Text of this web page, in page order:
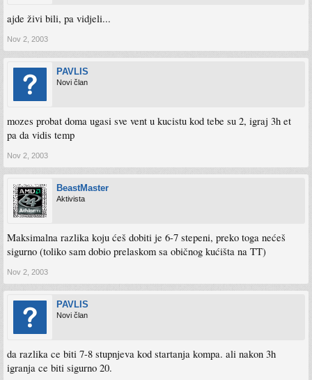
ajde živi bili, pa vidjeli...
Nov 2, 2003
PAVLIS
Novi član
mozes probat doma ugasi sve vent u kucistu kod tebe su 2, igraj 3h et
pa da vidis temp
Nov 2, 2003
BeastMaster
Aktivista
Maksimalna razlika koju ćeš dobiti je 6-7 stepeni, preko toga nećeš
sigurno (toliko sam dobio prelaskom sa običnog kućišta na TT)
Nov 2, 2003
PAVLIS
Novi član
da razlika ce biti 7-8 stupnjeva kod startanja kompa. ali nakon 3h
igranja ce biti sigurno 20.